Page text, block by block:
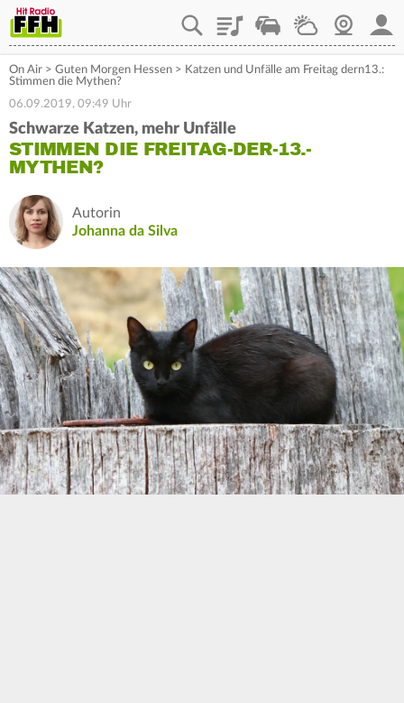
PlaylistStaupilotWetterWebcam
On Air > Guten Morgen Hessen > Katzen und Unfälle am Freitag dern13.:
Stimmen die Mythen?
06.09.2019, 09:49 Uhr
Schwarze Katzen, mehr Unfälle
STIMMEN DIE FREITAG-DER-13.-
MYTHEN?
Autorin
Johanna da Silva